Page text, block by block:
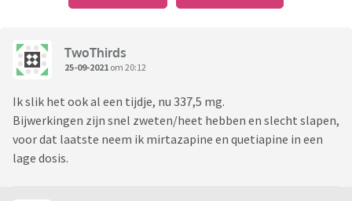
TwoThirds
25-09-2021 om 20:12
Ik slik het ook al een tijdje, nu 337,5 mg.
Bijwerkingen zijn snel zweten/heet hebben en slecht slapen,
voor dat laatste neem ik mirtazapine en quetiapine in een
lage dosis.